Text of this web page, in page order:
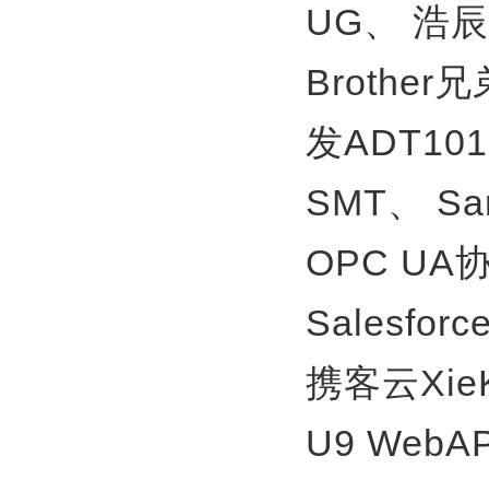
UG、
浩
Brother兄
发
SMT、
OPC UA
携客云
U9